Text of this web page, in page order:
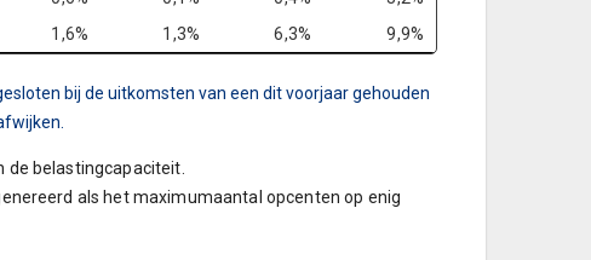
1,6% 1,3% 6,3% 9,9%
bij de uitkomsten van een dit voorjaar gehouden
de belastingcapaciteit.
als het maximumaantal opcenten op enig